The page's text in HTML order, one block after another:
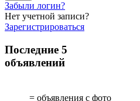
Забыли логин?
Нет учетной записи?
Зарегистрироваться
Последние 5
объявлений
= объявления с фото